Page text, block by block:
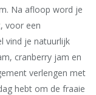
Na afloop word je
voor een
vind je natuurlijk
cranberry jam en
verlengen met
hebt om de fraaie